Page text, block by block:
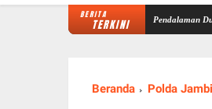
BERITA
TERKINI
Mabes Polri Lakukan Pendalaman Dugaan
Beranda Polda Jambi